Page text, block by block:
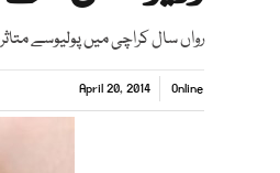
رواں سال کراچی میں پولیوسے متاثرہ
Online
April 20, 2014